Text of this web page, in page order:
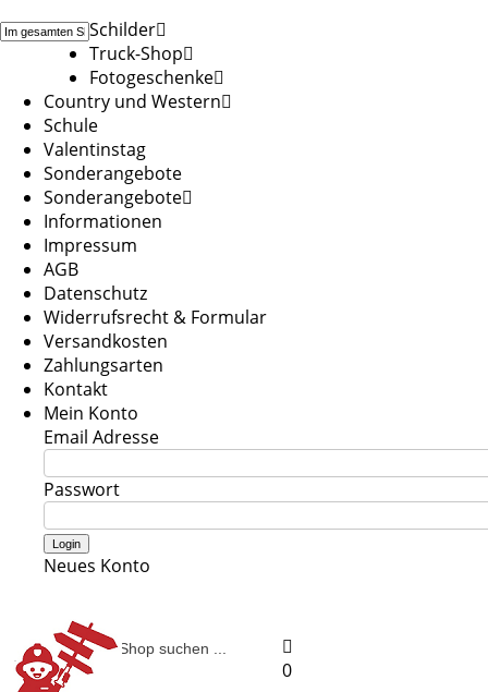
Schilder
Truck-Shop
Fotogeschenke
Country und Western
Schule
Valentinstag
Sonderangebote
Sonderangebote
Informationen
Impressum
AGB
Datenschutz
Widerrufsrecht & Formular
Versandkosten
Zahlungsarten
Kontakt
Mein Konto
Email Adresse
Passwort
Neues Konto
0